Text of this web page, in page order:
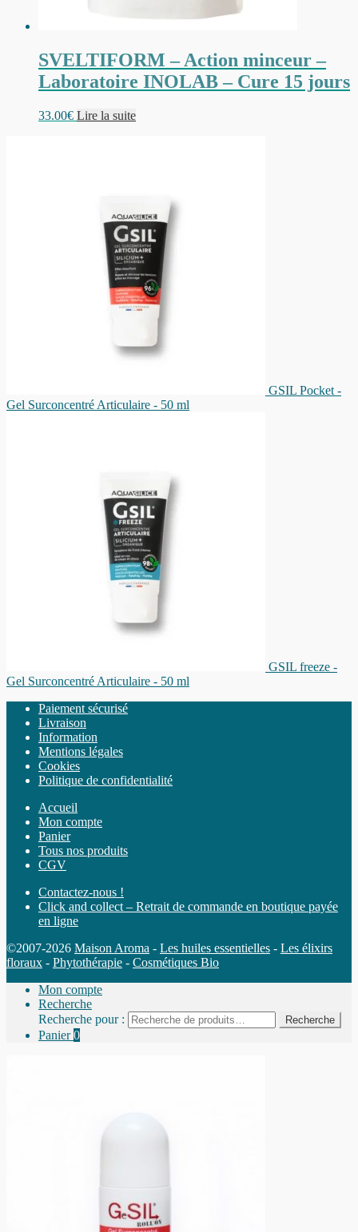
SVELTIFORM – Action minceur –
Laboratoire INOLAB – Cure 15 jours
33.00€ Lire la suite
GSIL Pocket -
Gel Surconcentré Articulaire - 50 ml
GSIL freeze -
Gel Surconcentré Articulaire - 50 ml
Paiement sécurisé
Livraison
Information
Mentions légales
Cookies
Politique de confidentialité
Accueil
Mon compte
Panier
Tous nos produits
CGV
Contactez-nous !
Click and collect – Retrait de commande en boutique payée
en ligne
©2007-2026 Maison Aroma - Les huiles essentielles - Les élixirs
floraux - Phytothérapie - Cosmétiques Bio
Mon compte
Recherche
Recherche pour :
Recherche
Panier0